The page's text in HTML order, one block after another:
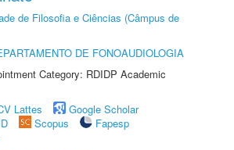
de Filosofia e Ciências (Câmpus de
DE FONOAUDIOLOGIA
Category: RDIDP Academic
Lattes
Google Scholar
Scopus
Fapesp